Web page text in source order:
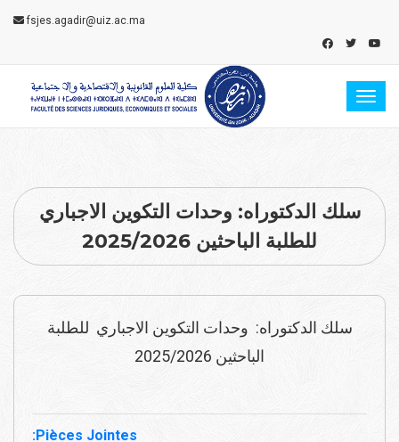
fsjes.agadir@uiz.ac.ma
سلك الدكتوراه: وحدات التكوين الاجباري
للطلبة الباحثين 2025/2026
سلك الدكتوراه: وحدات التكوين الاجباري للطلبة
الباحثين 2025/2026
Pièces Jointes: